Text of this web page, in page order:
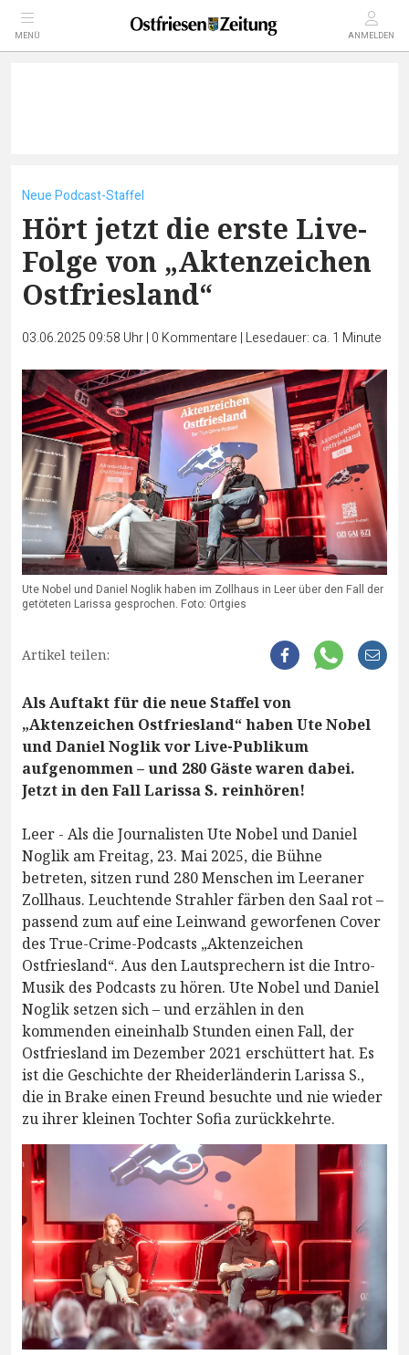
MENÜ ANMELDEN
Neue Podcast-Staffel
Hört jetzt die erste Live-
Folge von „Aktenzeichen
Ostfriesland“
03.06.2025 09:58 Uhr| 0 Kommentare | Lesedauer: ca. 1 Minute
Ute Nobel und Daniel Noglik haben im Zollhaus in Leer über den Fall der
getöteten Larissa gesprochen. Foto: Ortgies
Artikel teilen:
Als Auftakt für die neue Staffel von
„Aktenzeichen Ostfriesland“ haben Ute Nobel
und Daniel Noglik vor Live-Publikum
aufgenommen – und 280 Gäste waren dabei.
Jetzt in den Fall Larissa S. reinhören!
Leer - Als die Journalisten Ute Nobel und Daniel
Noglik am Freitag, 23. Mai 2025, die Bühne
betreten, sitzen rund 280 Menschen im Leeraner
Zollhaus. Leuchtende Strahler färben den Saal rot –
passend zum auf eine Leinwand geworfenen Cover
des True-Crime-Podcasts „Aktenzeichen
Ostfriesland“. Aus den Lautsprechern ist die Intro-
Musik des Podcasts zu hören. Ute Nobel und Daniel
Noglik setzen sich – und erzählen in den
kommenden eineinhalb Stunden einen Fall, der
Ostfriesland im Dezember 2021 erschüttert hat. Es
ist die Geschichte der Rheiderländerin Larissa S.,
die in Brake einen Freund besuchte und nie wieder
zu ihrer kleinen Tochter Sofia zurückkehrte.